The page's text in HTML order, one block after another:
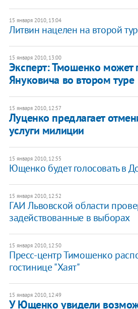
15 января 2010, 13:04
Литвин нацелен на второй тур
15 января 2010, 13:00
Эксперт: Тмошенко может
Януковича во втором туре
15 января 2010, 12:57
Луценко предлагает
услуги милиции
15 января 2010, 12:55
Ющенко будет голосовать в
15 января 2010, 12:52
ГАИ Львовской области
задействованные в выборах
15 января 2010, 12:50
Пресс-центр Тимошенко
гостинице "Хаят"
15 января 2010, 12:49
У Ющенко увидели